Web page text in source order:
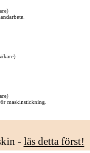
maskinstickning.
- läs detta först!